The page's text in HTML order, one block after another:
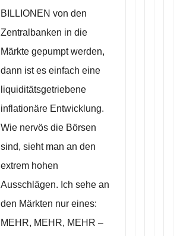
BILLIONEN von den
Zentralbanken in die
Märkte gepumpt werden,
dann ist es einfach eine
liquiditätsgetriebene
inflationäre Entwicklung.
Wie nervös die Börsen
sind, sieht man an den
extrem hohen
Ausschlägen. Ich sehe an
den Märkten nur eines:
MEHR, MEHR, MEHR –